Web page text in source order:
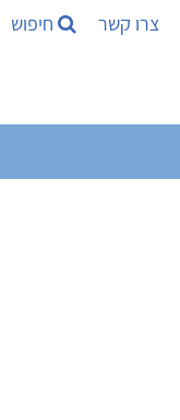
צרו קשר חיפוש